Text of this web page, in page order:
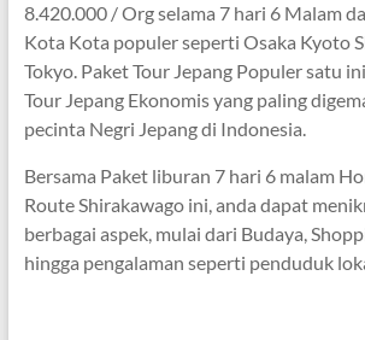
8.420.000 / Org selama 7 hari 6 Malam
Kota Kota populer seperti Osaka Kyoto
Tokyo. Paket Tour Jepang Populer satu
Tour Jepang Ekonomis yang paling
pecinta Negri Jepang di Indonesia.
Bersama Paket liburan 7 hari 6 malam
Route Shirakawago ini, anda dapat
berbagai aspek, mulai dari Budaya,
hingga pengalaman seperti penduduk